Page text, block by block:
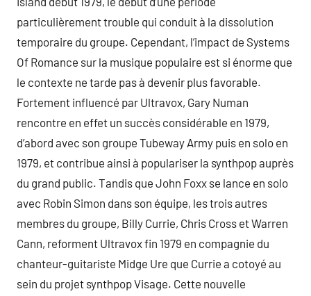
particulièrement trouble qui conduit à la dissolution
temporaire du groupe. Cependant, l’impact de Systems
Of Romance sur la musique populaire est si énorme que
le contexte ne tarde pas à devenir plus favorable.
Fortement influencé par Ultravox, Gary Numan
rencontre en effet un succès considérable en 1979,
d’abord avec son groupe Tubeway Army puis en solo en
1979, et contribue ainsi à populariser la synthpop auprès
du grand public. Tandis que John Foxx se lance en solo
avec Robin Simon dans son équipe, les trois autres
membres du groupe, Billy Currie, Chris Cross et Warren
Cann, reforment Ultravox fin 1979 en compagnie du
chanteur-guitariste Midge Ure que Currie a cotoyé au
sein du projet synthpop Visage. Cette nouvelle